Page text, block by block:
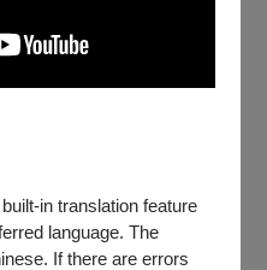
in translation feature
language. The
If there are errors